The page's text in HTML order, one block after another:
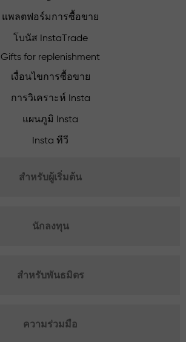
แพลตฟอร์มการซื้อขาย
โบนัส InstaTrade
Gifts for replenishment
เงื่อนไขการซื้อขาย
การวิเคราะห์ Insta
แผนภูมิ Insta
Insta ทีวี
สำหรับผู้เริ่มต้น
นักลงทุน
สำหรับพันธมิตร
ความร่วมมือ